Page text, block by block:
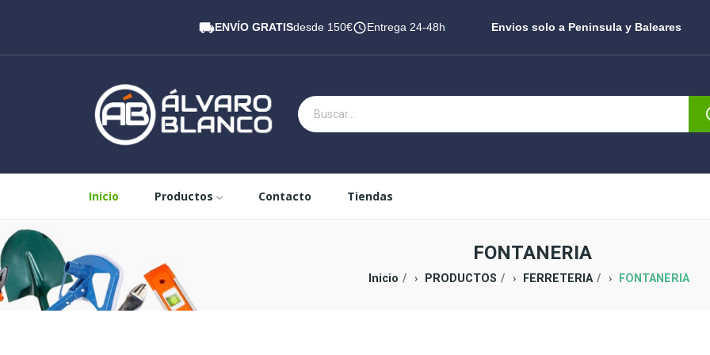
ENVÍO GRATISdesde 150€ Entrega 24-48h Envios solo a Peninsula y Baleares
Inicio Productos Contacto Tiendas
FONTANERIA
Inicio PRODUCTOS FERRETERIA FONTANERIA